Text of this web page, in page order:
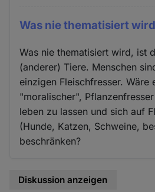
Was nie thematisiert
Was nie thematisiert wird, ist
(anderer) Tiere. Menschen
einzigen Fleischfresser. Wäre
"moralischer",
leben zu lassen und sich auf
(Hunde, Katzen, Schweine,
beschränken?
Diskussion anzeigen